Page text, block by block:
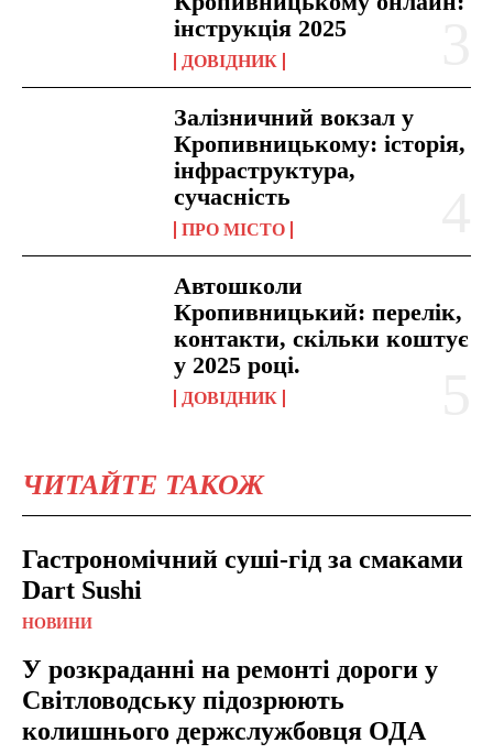
інструкція 2025
ДОВІДНИК
Залізничний вокзал у
Кропивницькому: історія,
інфраструктура,
сучасність
ПРО МІСТО
Автошколи
Кропивницький: перелік,
контакти, скільки коштує
у 2025 році.
ДОВІДНИК
ЧИТАЙТЕ ТАКОЖ
Гастрономічний суші-гід за смаками
Dart Sushi
НОВИНИ
У розкраданні на ремонті дороги у
Світловодську підозрюють
колишнього держслужбовця ОДА